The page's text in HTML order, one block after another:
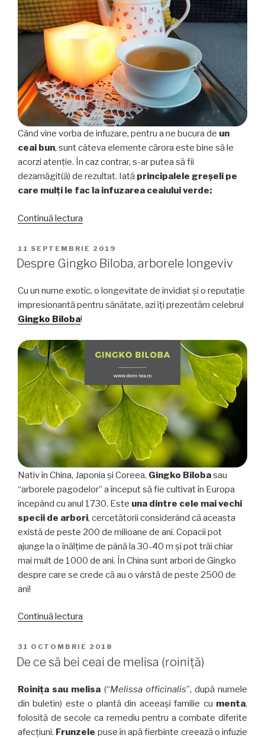
Când vine vorba de infuzare, pentru a ne bucura de un
ceai bun, sunt câteva elemente cărora este bine să le
acorzi atenție. În caz contrar, s-ar putea să fii
dezamăgit(ă) de rezultat. Iată principalele greșeli pe
care mulți le fac la infuzarea ceaiului verde:
Continuă lectura
frecvente
greșeli
la
infuzarea
PUBLICAT
PE
11 SEPTEMBRIE 2019
Despre Gingko Biloba, arborele longeviv
Cu un nume exotic, o longevitate de invidiat și o reputație
impresionantă pentru sănătate, azi îți prezentăm celebrul
Gingko Biloba!
Nativ în China, Japonia și Coreea, Gingko Bilobasau
“arborele pagodelor” a început să fie cultivat în Europa
începând cu anul 1730. Este una dintre cele mai vechi
specii de arbori, cercetătorii considerând că aceasta
există de peste 200 de milioane de ani. Copacii pot
ajunge la o înălțime de până la 30-40 m și pot trăi chiar
mai mult de 1000 de ani. În China sunt arbori de Gingko
despre care se crede că au o vârstă de peste 2500 de
ani!
Continuă lectura
Biloba,
arborele
PUBLICAT
PE
31 OCTOMBRIE 2018
De ce să bei ceai de melisa (roiniță)
Roinița sau melisa (“Melissa officinalis”, după numele
din buletin) este o plantă din aceeași familie cu menta,
folosită de secole ca remediu pentru a combate diferite
afecțiuni. Frunzele puse în apă fierbinte creează o infuzie